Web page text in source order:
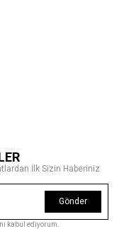
İlk Sizin Haberiniz
Gönder
kabul ediyorum.